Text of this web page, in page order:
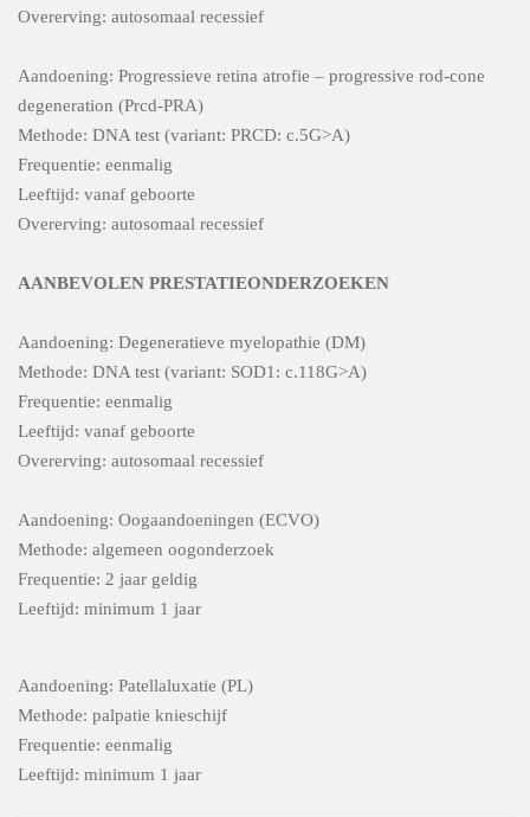
Overerving: autosomaal recessief
Aandoening: Progressieve retina atrofie – progressive rod-cone
degeneration (Prcd-PRA)
Methode: DNA test (variant: PRCD: c.5G>A)
Frequentie: eenmalig
Leeftijd: vanaf geboorte
Overerving: autosomaal recessief
AANBEVOLEN PRESTATIEONDERZOEKEN
Aandoening: Degeneratieve myelopathie (DM)
Methode: DNA test (variant: SOD1: c.118G>A)
Frequentie: eenmalig
Leeftijd: vanaf geboorte
Overerving: autosomaal recessief
Aandoening: Oogaandoeningen (ECVO)
Methode: algemeen oogonderzoek
Frequentie: 2 jaar geldig
Leeftijd: minimum 1 jaar
Aandoening: Patellaluxatie (PL)
Methode: palpatie knieschijf
Frequentie: eenmalig
Leeftijd: minimum 1 jaar